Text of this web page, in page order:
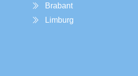
Brabant
Limburg